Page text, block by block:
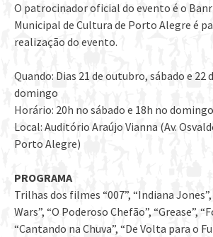
O patrocinador oficial do evento é o
Municipal de Cultura de Porto Alegre é
realização do evento.
Quando: Dias 21 de outubro, sábado e 22
domingo
Horário: 20h no sábado e 18h no domingo
Local: Auditório Araújo Vianna (Av.
Porto Alegre)
PROGRAMA
Trilhas dos filmes “007”, “Indiana
Wars”, “O Poderoso Chefão”, “Grease”,
“Cantando na Chuva”, “De Volta para o